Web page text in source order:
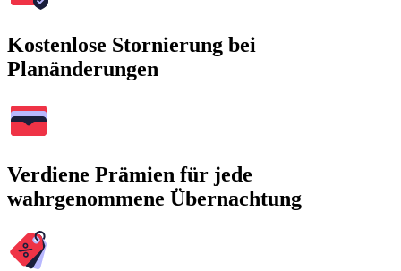
Kostenlose Stornierung bei
Planänderungen
Verdiene Prämien für jede
wahrgenommene Übernachtung